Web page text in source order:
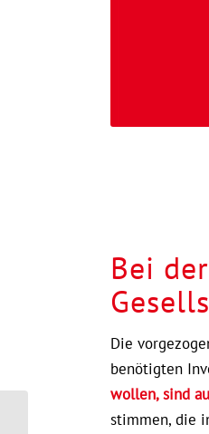
Bei
Die
benötigten
wollen, sind
stimmen, die